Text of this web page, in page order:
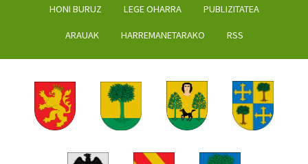
HONI BURUZ LEGE OHARRA PUBLIZITATEA
ARAUAK HARREMANETARAKO RSS